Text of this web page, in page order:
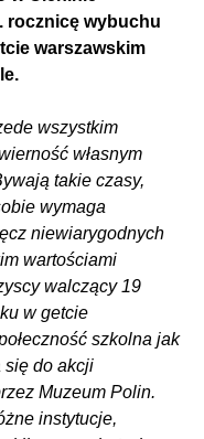
rocznicę wybuchu
warszawskim
wszystkim
własnym
takie czasy,
wymaga
niewiarygodnych
wartościami
walczący 19
w getcie
szkolna jak
się do akcji
Muzeum Polin.
instytucje,